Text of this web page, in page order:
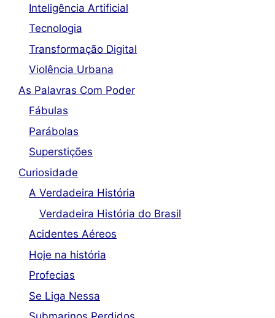
Inteligência Artificial
Tecnologia
Transformação Digital
Violência Urbana
As Palavras Com Poder
Fábulas
Parábolas
Superstições
Curiosidade
A Verdadeira História
Verdadeira História do Brasil
Acidentes Aéreos
Hoje na história
Profecias
Se Liga Nessa